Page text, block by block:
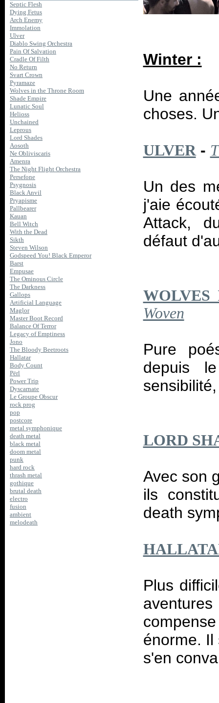
Septic Flesh
Dying Fetus
Arch Enemy
Immolation
Ulver
Diablo Swing Orchestra
Pain Of Salvation
Cradle Of Filth
No Return
Svart Crown
Pyramaze
Wolves in the Throne Room
Shade Empire
Lunatic Soul
Helioss
Unchained
Leprous
Lord Shades
Aosoth
Ne Obliviscaris
Amenra
The Night Flight Orchestra
Persefone
Psygnosis
Black Anvil
Pryapisme
Pallbearer
Kauan
Bell Witch
With the Dead
Sikth
Steven Wilson
Godspeed You! Black Emperor
Barst
Empusae
The Ominous Circle
The Darkness
Gallops
Artificial Language
Maglor
Master Boot Record
Balance Of Terror
Legacy of Emptiness
Jono
The Bloody Beetroots
Hallatar
Body Count
Përl
Power Trip
Dyscarnate
Le Groupe Obscur
rock prog
pop
postcore
metal symphonique
death metal
black metal
doom metal
punk
hard rock
thrash metal
gothique
brutal death
electro
fusion
ambient
melodeath
Winter :
Une
choses.
ULVER-
Un des
j'aie
Attack,
défaut
Woven
Pure
depuis
LORD
Avec son
ils
death
Plus
énorme. Il
s'en